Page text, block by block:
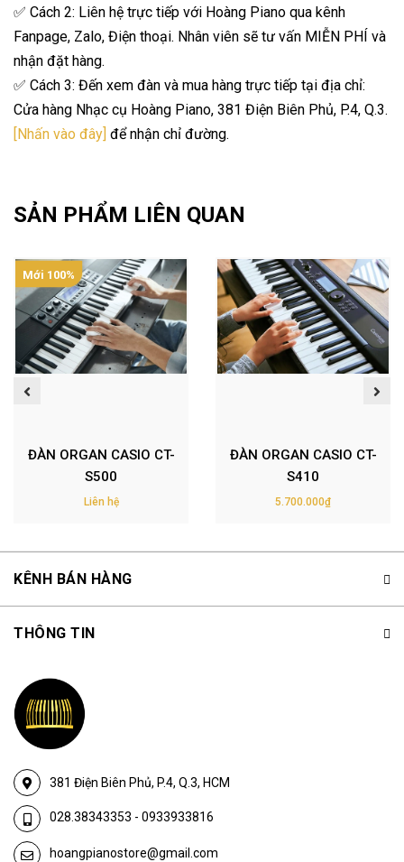
✅ Cách 2: Liên hệ trực tiếp với Hoàng Piano qua kênh
Fanpage, Zalo, Điện thoại. Nhân viên sẽ tư vấn MIỄN PHÍ và
nhận đặt hàng.
✅ Cách 3: Đến xem đàn và mua hàng trực tiếp tại địa chỉ:
Cửa hàng Nhạc cụ Hoàng Piano, 381 Điện Biên Phủ, P.4, Q.3.
[Nhấn vào đây] để nhận chỉ đường.
SẢN PHẨM LIÊN QUAN
Mới 100%
ĐÀN ORGAN CASIO CT-
S500
Liên hệ
ĐÀN ORGAN CASIO CT-
S410
5.700.000₫
KÊNH BÁN HÀNG
381 Điện Biên Phủ, P.4, Q.3, HCM
028.38343353 - 0933933816
hoangpianostore@gmail.com
THÔNG TIN